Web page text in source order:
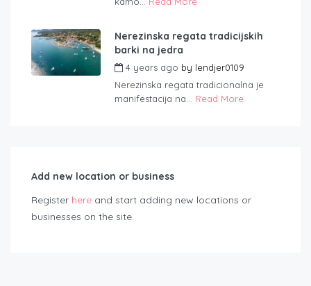
Nerezinska regata tradicijskih
barki na jedra
4 years ago by lendjer0109
Nerezinska regata tradicionalna je
manifestacija na... Read More
Add new location or business
Register here and start adding new locations or
businesses on the site.